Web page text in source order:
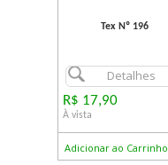
Tex Nº 196
Detalhes
R$ 17,90
À vista
Adicionar ao Carrinho